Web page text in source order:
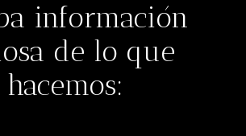
información
de lo que
hacemos: